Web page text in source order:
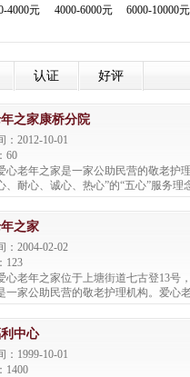
4000元 4000-6000元 6000-10000元
认证 好评
之家康桥分院
：2012-10-01
60
心老年之家是一家公助民营的敬老护
、耐心、诚心、热心”的“五心”服务理
”的办院宗旨，经过8年的不断规划与
张，拥有拱墅区爱心老年之家(上塘
分院两所爱心护理院。
之家
：2004-02-02
123
心老年之家位于上塘街道七古登13号
一家公助民营的敬老护理机构。爱心
平方米，建筑面积达1600多平方米
分别独立的护理楼，形成自理、介助
备爱心食堂，每个楼层配备多功能娱
理、疗养康复、文体娱乐等多功能为
中心
：1999-10-01
1400